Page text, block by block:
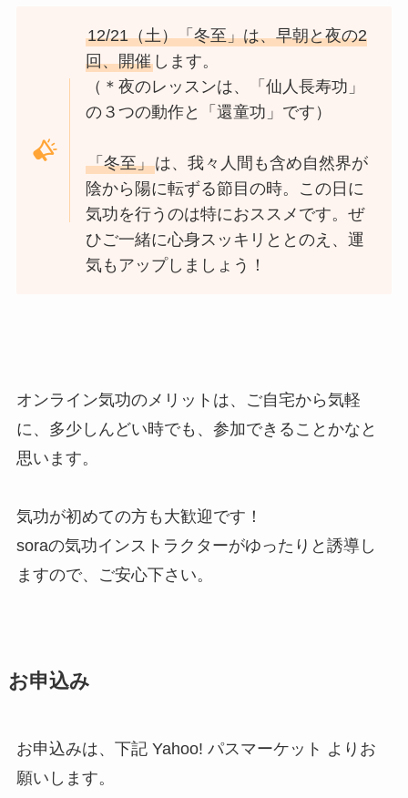
12/21（土）「冬至」は、早朝と夜の2
回、開催 します。
（＊夜のレッスンは、「仙人長寿功」
の３つの動作と「還童功」です）
「冬至」は、我々人間も含め自然界が
陰から陽に転ずる節目の時。この日に
気功を行うのは特におススメです。ぜ
ひご一緒に心身スッキリととのえ、運
気もアップしましょう！
オンライン気功のメリットは、ご自宅から気軽
に、多少しんどい時でも、参加できることかなと
思います。
気功が初めての方も大歓迎です！
soraの気功インストラクターがゆったりと誘導し
ますので、ご安心下さい。
お申込み
お申込みは、下記 Yahoo! パスマーケット よりお
願いします。